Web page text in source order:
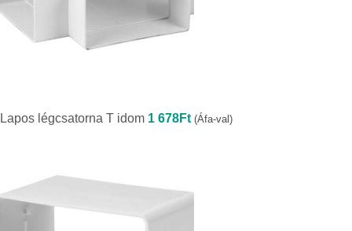
Lapos légcsatorna T idom 1 678Ft (Áfa-val)